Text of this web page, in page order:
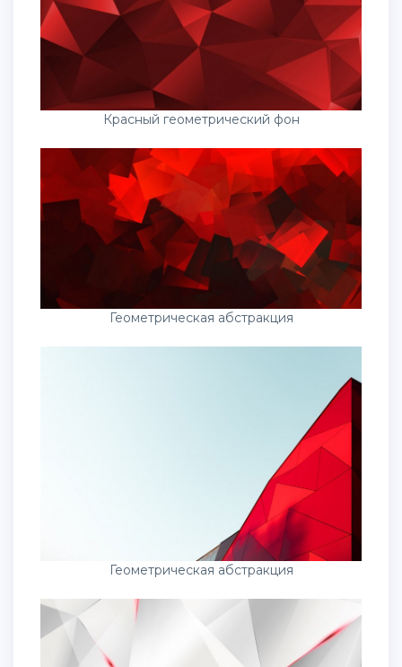
Красный геометрический фон
Геометрическая абстракция
Геометрическая абстракция